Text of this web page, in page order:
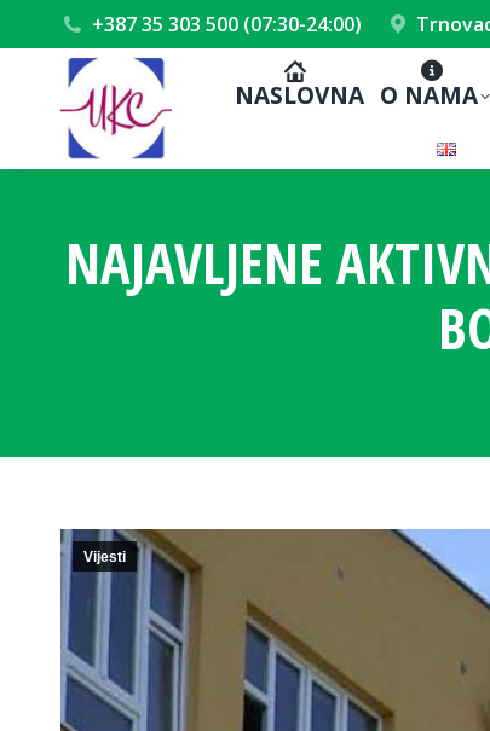
+387 35 303 500 (07:30-24:00)
NASLOVNA O NAMA
NAJAVLJENE
Vijesti